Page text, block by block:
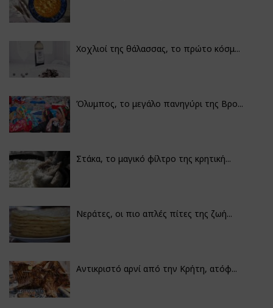
Χοχλιοί της θάλασσας, το πρώτο κόσμ...
Όλυμπος, το μεγάλο πανηγύρι της Βρο...
Στάκα, το μαγικό φίλτρο της κρητική...
Νεράτες, οι πιο απλές πίτες της ζωή...
Αντικριστό αρνί από την Κρήτη, ατόφ...